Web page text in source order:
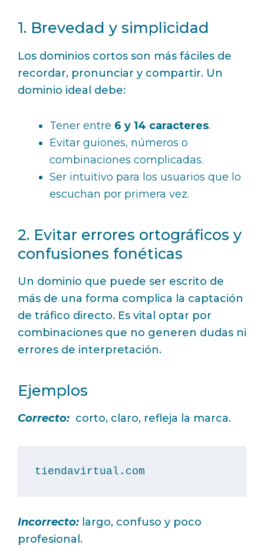
1. Brevedad y simplicidad
Los dominios cortos son más fáciles de
recordar, pronunciar y compartir. Un
dominio ideal debe:
Tener entre 6 y 14 caracteres.
Evitar guiones, números o
combinaciones complicadas.
Ser intuitivo para los usuarios que lo
escuchan por primera vez.
2. Evitar errores ortográficos y
confusiones fonéticas
Un dominio que puede ser escrito de
más de una forma complica la captación
de tráfico directo. Es vital optar por
combinaciones que no generen dudas ni
errores de interpretación.
Ejemplos
Correcto: corto, claro, refleja la marca.
tiendavirtual.com
Incorrecto: largo, confuso y poco
profesional.